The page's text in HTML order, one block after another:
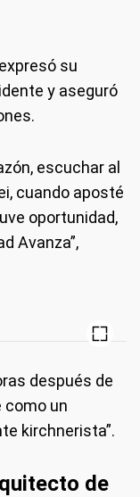
su
y aseguró
escuchar al
cuando aposté
oportunidad,
Avanza”,
después de
como un
kirchnerista”.
de